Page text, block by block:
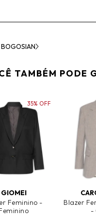
TAMBÉM PODE
GIOMEI
Feminino -
35% OFF
Blazer
-